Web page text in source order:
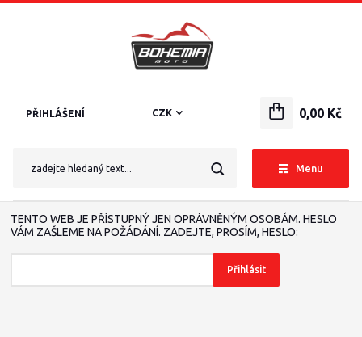
Menu
CZK
PŘIHLÁŠENÍ 0,00 Kč
TENTO WEB JE PŘÍSTUPNÝ JEN OPRÁVNĚNÝM OSOBÁM. HESLO
VÁM ZAŠLEME NA POŽÁDÁNÍ. ZADEJTE, PROSÍM, HESLO: